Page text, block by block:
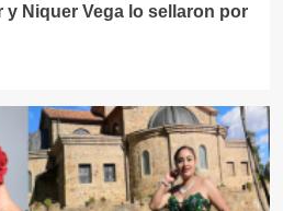
y Niquer Vega lo sellaron por